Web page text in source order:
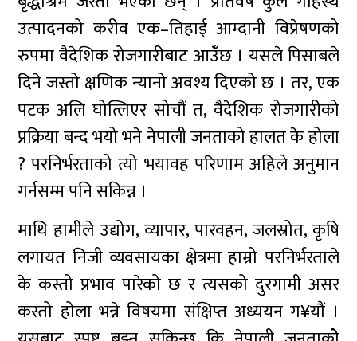
उत्पादनको करीव एक–तिहाई आम्दानी विप्रेषणको
रुपमा वैदेशिक रोजगारीबाट आउँंछ । यसले पिसाबले
दिने जस्तो क्षणिक न्यानो अवश्य दिएको छ । तर, एक
पटक अलि घोत्लिएर सोचौं त, वैदेशिक रोजगारीको
प्रक्रिया बन्द भयो भने नेपाली जनताको हालत के होला
? परनिर्भरताको त्यो भयावह परिणाम अहिले अनुमान
गर्नसम्म पनि सकिन्न ।
माथि हामीले उद्योग, व्यापार, पारवहन, जलस्रोत, कृषि
लगायत निजी व्यवसायका क्षेत्रमा हाम्रो परनिर्भरताले
के कस्तो प्रभाव पारेको छ र त्यसको दुरगामी असर
कस्तो होला भन्ने विषयमा संक्षिप्त अध्ययन ग¥यौं ।